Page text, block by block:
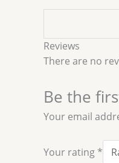
Reviews
There are no
Be the
Your email
Your rating *